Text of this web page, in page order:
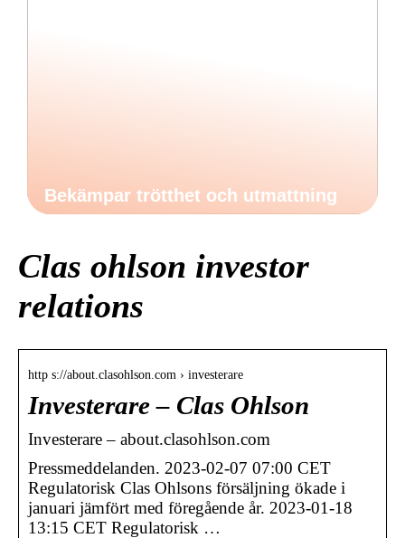
Bekämpar trötthet och utmattning
Clas ohlson investor
relations
http s://about.clasohlson.com › investerare
Investerare – Clas Ohlson
Investerare – about.clasohlson.com
Pressmeddelanden. 2023-02-07 07:00 CET
Regulatorisk Clas Ohlsons försäljning ökade i
januari jämfört med föregående år. 2023-01-18
13:15 CET Regulatorisk …